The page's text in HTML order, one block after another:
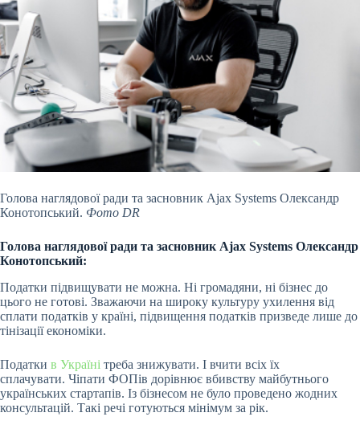
Голова наглядової ради та засновник Ajax Systems ​​Олександр
Конотопський. Фото DR
Голова наглядової ради та засновник Ajax Systems ​​ Олександр
Конотопський:
Податки підвищувати не можна. Ні громадяни, ні бізнес до
цього не готові. Зважаючи на широку культуру ухилення від
сплати податків у країні, підвищення податків призведе лише до
тінізації економіки.
Податки в Україні треба знижувати. І вчити всіх їх
сплачувати. Чіпати ФОПів дорівнює вбивству майбутнього
українських стартапів. Із бізнесом не було проведено жодних
консультацій. Такі речі готуються мінімум за рік.